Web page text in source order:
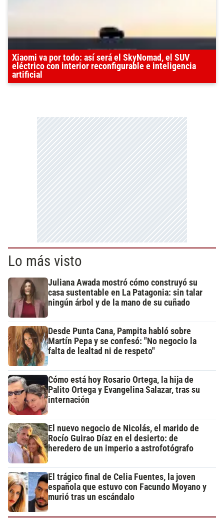
Xiaomi va por todo: así será el SkyNomad, el SUV
eléctrico con interior reconfigurable e inteligencia
artificial
Lo más visto
Juliana Awada mostró cómo construyó su
casa sustentable en La Patagonia: sin talar
ningún árbol y de la mano de su cuñado
Desde Punta Cana, Pampita habló sobre
Martín Pepa y se confesó: "No negocio la
falta de lealtad ni de respeto"
Cómo está hoy Rosario Ortega, la hija de
Palito Ortega y Evangelina Salazar, tras su
internación
El nuevo negocio de Nicolás, el marido de
Rocío Guirao Díaz en el desierto: de
heredero de un imperio a astrofotógrafo
El trágico final de Celia Fuentes, la joven
española que estuvo con Facundo Moyano y
murió tras un escándalo